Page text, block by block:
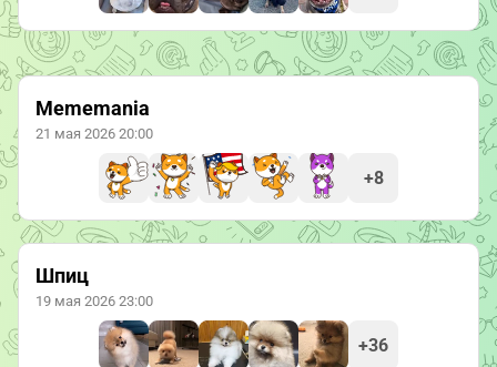
Mememania
21 мая 2026 20:00
+8
Шпиц
19 мая 2026 23:00
+36